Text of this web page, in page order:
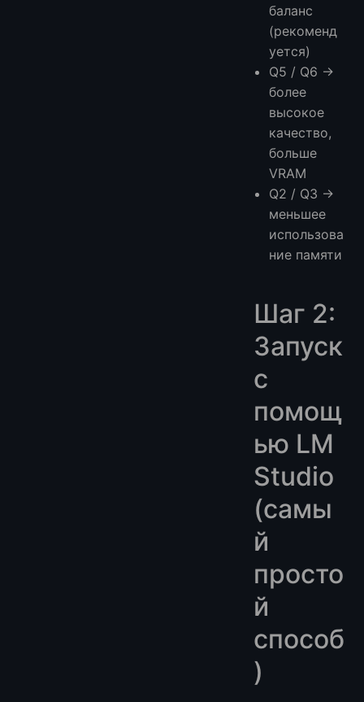
баланс
(рекоменд
уется)
Q5 / Q6 →
более
высокое
качество,
больше
VRAM
Q2 / Q3 →
меньшее
использова
ние памяти
Шаг 2:
Запуск
с
помощ
ью LM
Studio
(самы
й
просто
й
способ
)